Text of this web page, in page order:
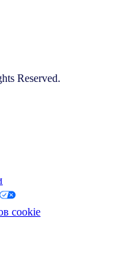
Reserved.
cookie